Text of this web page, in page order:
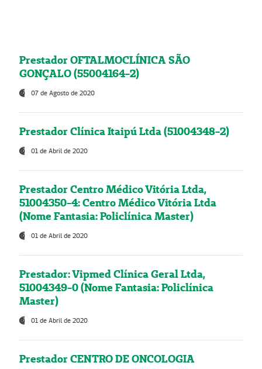
Prestador OFTALMOCLÍNICA SÃO
GONÇALO (55004164-2)
07 de Agosto de 2020
Prestador Clínica Itaipú Ltda (51004348-2)
01 de Abril de 2020
Prestador Centro Médico Vitória Ltda,
51004350-4: Centro Médico Vitória Ltda
(Nome Fantasia: Policlínica Master)
01 de Abril de 2020
Prestador: Vipmed Clínica Geral Ltda,
51004349-0 (Nome Fantasia: Policlínica
Master)
01 de Abril de 2020
Prestador CENTRO DE ONCOLOGIA